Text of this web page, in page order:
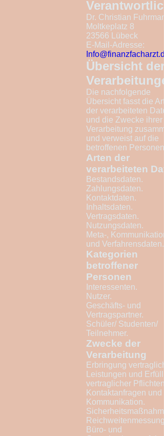
Dr. Christian
Moltkeplatz 8
23566 Lübeck
E-Mail-Adresse:
Übersicht der
Die nachfolgende
Übersicht fasst die
der verarbeiteten
und die Zwecke ihrer
Verarbeitung
und verweist auf die
betroffenen Personen.
Arten der
verarbeiteten
Bestandsdaten.
Zahlungsdaten.
Kontaktdaten.
Inhaltsdaten.
Vertragsdaten.
Nutzungsdaten.
Meta-,
und Verfahrensdaten.
Kategorien
betroffener
Personen
Interessenten.
Nutzer.
Geschäfts- und
Vertragspartner.
Schüler/ Studenten/
Teilnehmer.
Zwecke der
Verarbeitung
Erbringung
Leistungen und
vertraglicher Pflichten.
Kontaktanfragen und
Kommunikation.
Reichweitenmessung.
Büro- und